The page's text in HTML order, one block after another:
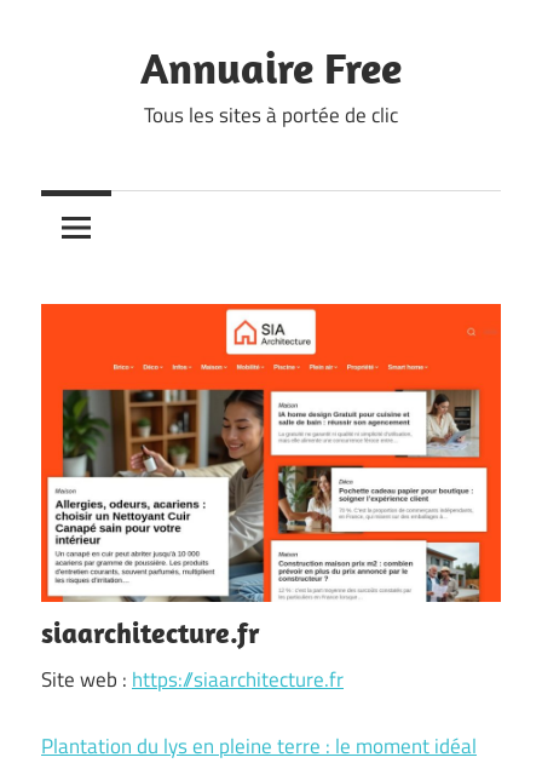
Annuaire Free
Tous les sites à portée de clic
siaarchitecture.fr
Site web : https://siaarchitecture.fr
Plantation du lys en pleine terre : le moment idéal